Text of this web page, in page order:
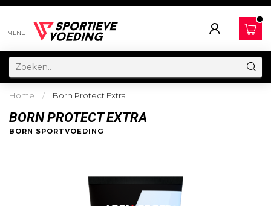
MENU
Home / Born Protect Extra
BORN PROTECT EXTRA
BORN SPORTVOEDING